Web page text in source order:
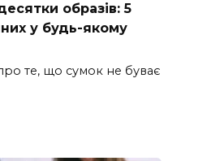
образів: 5
у будь-якому
те, що сумок не буває